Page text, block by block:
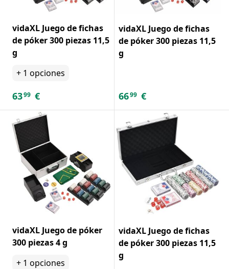
vidaXL Juego de fichas
de póker 300 piezas 11,5
g
+ 1 opciones
6399 €
vidaXL Juego de fichas
de póker 300 piezas 11,5
g
6699 €
vidaXL Juego de póker
300 piezas 4 g
+ 1 opciones
vidaXL Juego de fichas
de póker 300 piezas 11,5
g